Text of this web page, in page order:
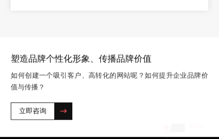
塑造品牌个性化形象、传播品牌价值
如何创建一个吸引客户、高转化的网站呢？如何提升企业品牌价
值与传播？
立即咨询